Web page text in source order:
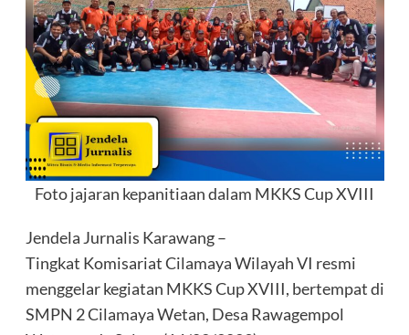
Foto jajaran kepanitiaan dalam MKKS Cup XVIII
Jendela Jurnalis Karawang –
Tingkat Komisariat Cilamaya Wilayah VI resmi
menggelar kegiatan MKKS Cup XVIII, bertempat di
SMPN 2 Cilamaya Wetan, Desa Rawagempol